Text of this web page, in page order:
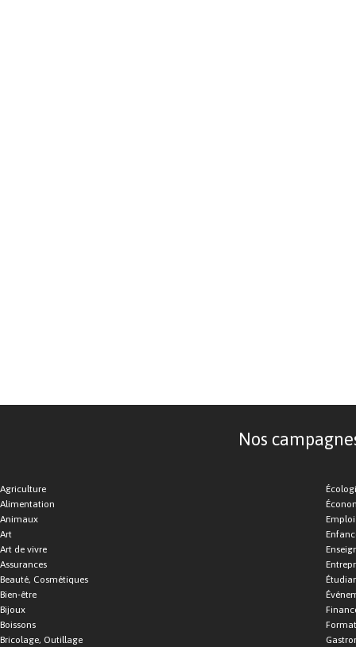
Nos
Agriculture
Alimentation
Animaux
Art
Art de vivre
Assurances
Beauté, Cosmétiques
Bien-être
Bijoux
Boissons
Bricolage, Outillage
Emploi